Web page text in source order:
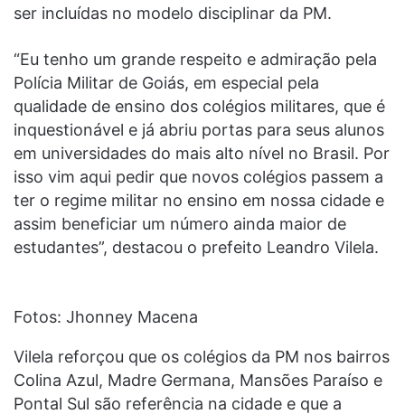
ser incluídas no modelo disciplinar da PM.
“Eu tenho um grande respeito e admiração pela
Polícia Militar de Goiás, em especial pela
qualidade de ensino dos colégios militares, que é
inquestionável e já abriu portas para seus alunos
em universidades do mais alto nível no Brasil. Por
isso vim aqui pedir que novos colégios passem a
ter o regime militar no ensino em nossa cidade e
assim beneficiar um número ainda maior de
estudantes”, destacou o prefeito Leandro Vilela.
Fotos: Jhonney Macena
Vilela reforçou que os colégios da PM nos bairros
Colina Azul, Madre Germana, Mansões Paraíso e
Pontal Sul são referência na cidade e que a